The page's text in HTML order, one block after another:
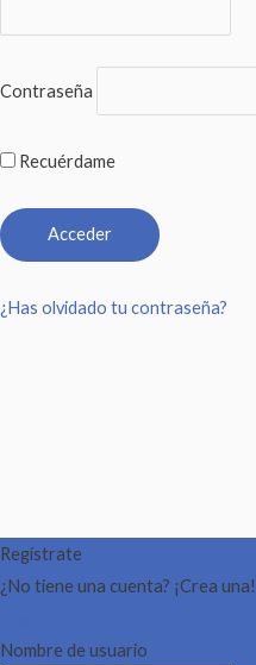
Contraseña
Recuérdame
¿Has olvidado tu contraseña?
Regístrate
¿No tiene una cuenta? ¡Crea una!
Nombre de usuario